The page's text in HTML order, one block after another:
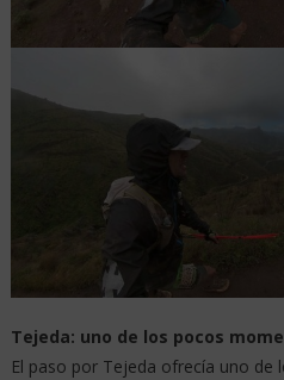
Tejeda: uno de los pocos
El paso por Tejeda ofrecía uno